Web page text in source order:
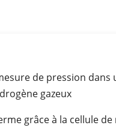
de pression dans
gazeux
grâce à la cellule